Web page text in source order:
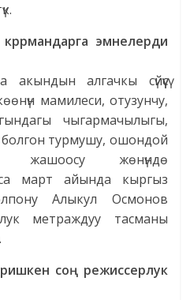
кррмандарга эмнелерди
алгачкы сүйүүсү
мамилеси, отузунчу,
чыгармачылыгы,
турмушу, ошондой
жашоосу жөнүндө
март айында кыргыз
Алыкул Осмонов
метраждуу тасманы
соң режиссерлук